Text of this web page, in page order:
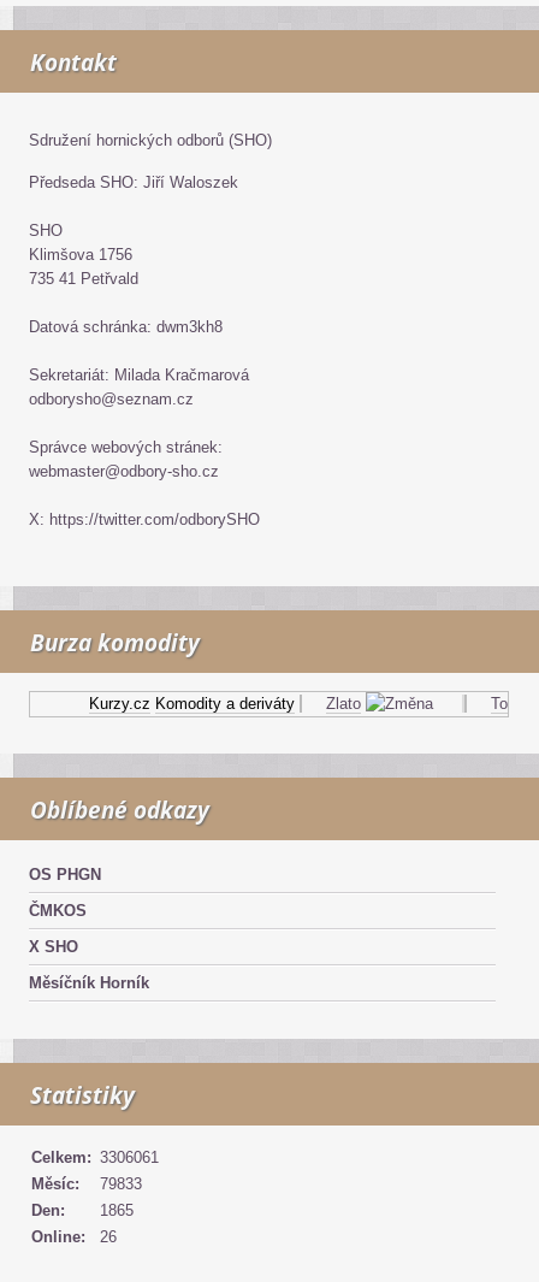
Kontakt
Sdružení hornických odborů (SHO)
Předseda SHO: Jiří Waloszek
SHO
Klimšova 1756
735 41 Petřvald
Datová schránka: dwm3kh8
Sekretariát: Milada Kračmarová
odborysho@seznam.cz
Správce webových stránek:
webmaster@odbory-sho.cz
X: https://twitter.com/odborySHO
Burza komodity
Kurzy.cz Komodity a deriváty Zlato Topný
Oblíbené odkazy
OS PHGN
ČMKOS
X SHO
Měsíčník Horník
Statistiky
Online: 26
Celkem: 3306061
Měsíc:
79833
Den:
1865